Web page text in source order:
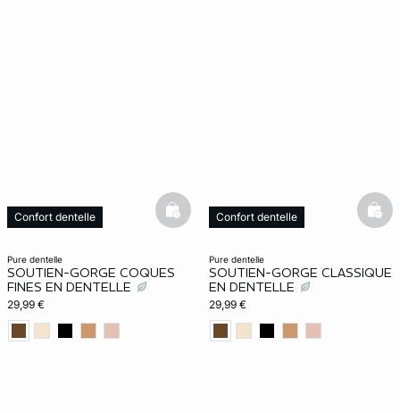
pure dentelle
SOUTIEN-GORGE COQUES
FINES EN DENTELLE
29,99 €
Confort dentelle basketfull
pure dentelle
SOUTIEN-GORGE CLASSIQUE
EN DENTELLE
29,99 €
Confort dentelle